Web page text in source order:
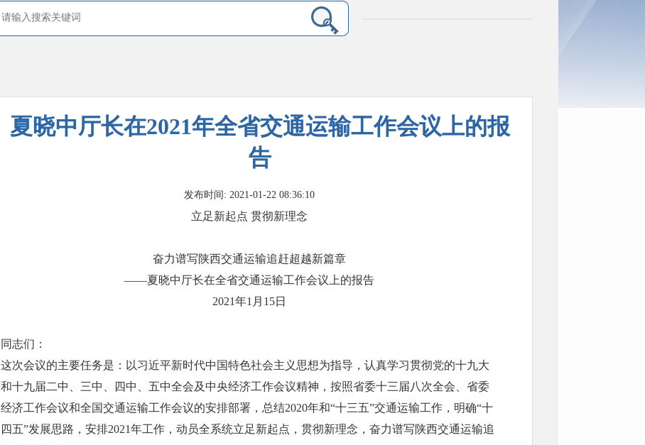
夏晓中厅长在2021年全省交通运输工作会议上的报
告
发布时间: 2021-01-22 08:36:10
立足新起点 贯彻新理念
奋力谱写陕西交通运输追赶超越新篇章
——夏晓中厅长在全省交通运输工作会议上的报告
2021年1月15日
同志们：
这次会议的主要任务是：以习近平新时代中国特色社会主义思想为指导，认真学习贯彻党的十九大
和十九届二中、三中、四中、五中全会及中央经济工作会议精神，按照省委十三届八次全会、省委
经济工作会议和全国交通运输工作会议的安排部署，总结2020年和“十三五”交通运输工作，明确“十
四五”发展思路，安排2021年工作，动员全系统立足新起点，贯彻新理念，奋力谱写陕西交通运输追